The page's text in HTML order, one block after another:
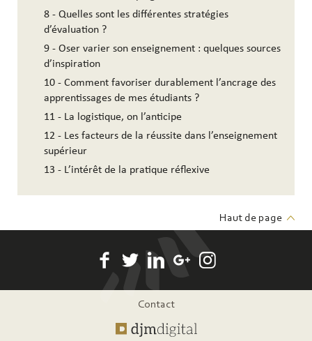
8 - Quelles sont les différentes stratégies
d’évaluation ?
9 - Oser varier son enseignement : quelques sources
d’inspiration
10 - Comment favoriser durablement l’ancrage des
apprentissages de mes étudiants ?
11 - La logistique, on l’anticipe
12 - Les facteurs de la réussite dans l’enseignement
supérieur
13 - L’intérêt de la pratique réflexive
Haut de page
Contact